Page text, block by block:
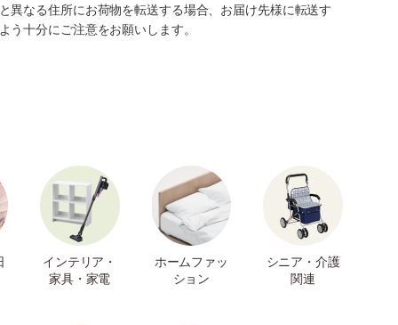
異なる住所にお荷物を転送する場合、お届け先様に転送す
十分にご注意をお願いします。
インテリア・
家具・家電
ホームファッ
ション
シニア・介護
関連